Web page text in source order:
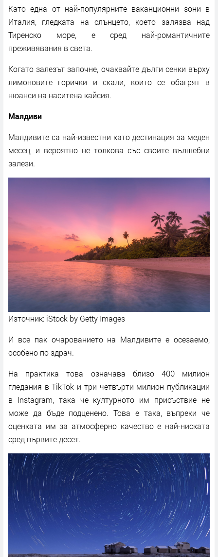
Като една от най-популярните ваканционни зони в
Италия, гледката на слънцето, което залязва над
Тиренско море, е сред най-романтичните
преживявания в света.
Когато залезът започне, очаквайте дълги сенки върху
лимоновите горички и скали, които се обагрят в
нюанси на наситена кайсия.
Малдиви
Малдивите са най-известни като дестинация за меден
месец, и вероятно не толкова със своите вълшебни
залези.
Източник: iStock by Getty Images
И все пак очарованието на Малдивите е осезаемо,
особено по здрач.
На практика това означава близо 400 милион
гледания в TikTok и три четвърти милион публикации
в Instagram, така че културното им присъствие не
може да бъде подценено. Това е така, въпреки че
оценката им за атмосферно качество е най-ниската
сред първите десет.